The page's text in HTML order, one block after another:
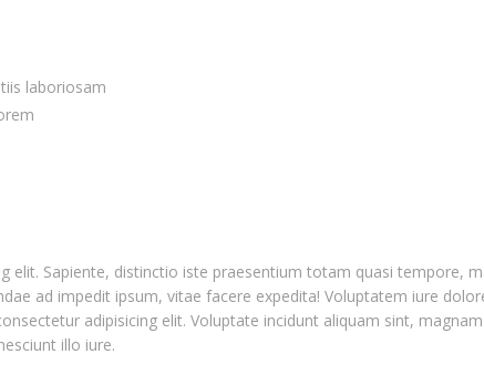
laboriosam
elit. Sapiente, distinctio iste praesentium totam quasi tempore,
ad impedit ipsum, vitae facere expedita! Voluptatem iure
adipisicing elit. Voluptate incidunt aliquam sint,
illo iure.